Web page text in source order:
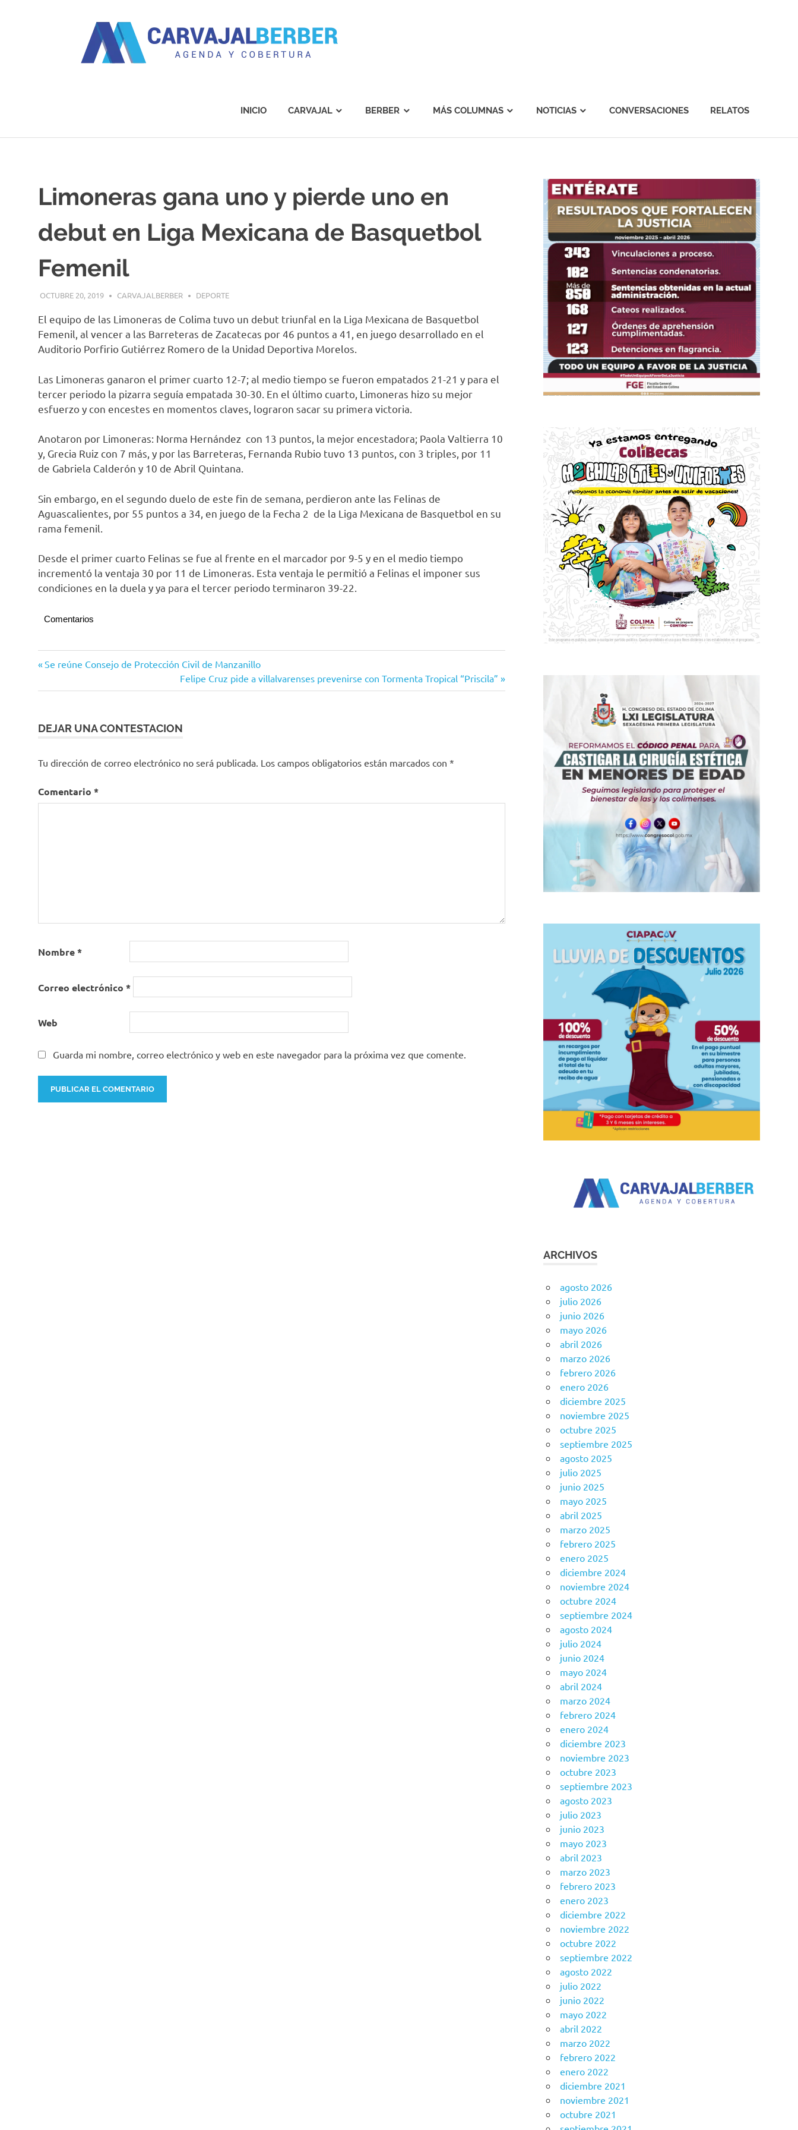
INICIO CARVAJAL BERBER MÁS COLUMNAS NOTICIAS CONVERSACIONES RELATOS
Limoneras gana uno y pierde uno en
debut en Liga Mexicana de Basquetbol
Femenil
OCTUBRE 20, 2019 CARVAJALBERBER DEPORTE
El equipo de las Limoneras de Colima tuvo un debut triunfal en la Liga Mexicana de Basquetbol
Femenil, al vencer a las Barreteras de Zacatecas por 46 puntos a 41, en juego desarrollado en el
Auditorio Porfirio Gutiérrez Romero de la Unidad Deportiva Morelos.
Las Limoneras ganaron el primer cuarto 12-7; al medio tiempo se fueron empatados 21-21 y para el
tercer periodo la pizarra seguía empatada 30-30. En el último cuarto, Limoneras hizo su mejor
esfuerzo y con encestes en momentos claves, lograron sacar su primera victoria.
Anotaron por Limoneras: Norma Hernández con 13 puntos, la mejor encestadora; Paola Valtierra 10
y, Grecia Ruiz con 7 más, y por las Barreteras, Fernanda Rubio tuvo 13 puntos, con 3 triples, por 11
de Gabriela Calderón y 10 de Abril Quintana.
Sin embargo, en el segundo duelo de este fin de semana, perdieron ante las Felinas de
Aguascalientes, por 55 puntos a 34, en juego de la Fecha 2 de la Liga Mexicana de Basquetbol en su
rama femenil.
Desde el primer cuarto Felinas se fue al frente en el marcador por 9-5 y en el medio tiempo
incrementó la ventaja 30 por 11 de Limoneras. Esta ventaja le permitió a Felinas el imponer sus
condiciones en la duela y ya para el tercer periodo terminaron 39-22.
Comentarios
Navegación
de
Entrada
Se reúne Consejo de Protección Civil de Manzanillo
Siguiente
entrada:
Felipe Cruz pide a villalvarenses prevenirse con Tormenta Tropical “Priscila”
DEJAR UNA CONTESTACION
Tu dirección de correo electrónico no será publicada. Los campos obligatorios están marcados con *
Comentario *
Nombre*
Correo electrónico *
Web
Guarda mi nombre, correo electrónico y web en este navegador para la próxima vez que comente.
ARCHIVOS
agosto 2026
julio 2026
junio 2026
mayo 2026
abril 2026
marzo 2026
febrero 2026
enero 2026
diciembre 2025
noviembre 2025
octubre 2025
septiembre 2025
agosto 2025
julio 2025
junio 2025
mayo 2025
abril 2025
marzo 2025
febrero 2025
enero 2025
diciembre 2024
noviembre 2024
octubre 2024
septiembre 2024
agosto 2024
julio 2024
junio 2024
mayo 2024
abril 2024
marzo 2024
febrero 2024
enero 2024
diciembre 2023
noviembre 2023
octubre 2023
septiembre 2023
agosto 2023
julio 2023
junio 2023
mayo 2023
abril 2023
marzo 2023
febrero 2023
enero 2023
diciembre 2022
noviembre 2022
octubre 2022
septiembre 2022
agosto 2022
julio 2022
junio 2022
mayo 2022
abril 2022
marzo 2022
febrero 2022
enero 2022
diciembre 2021
noviembre 2021
octubre 2021